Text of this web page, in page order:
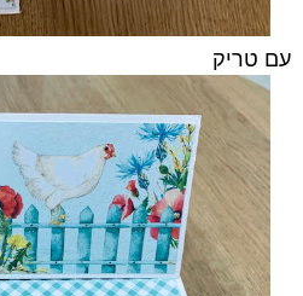
עם טריק